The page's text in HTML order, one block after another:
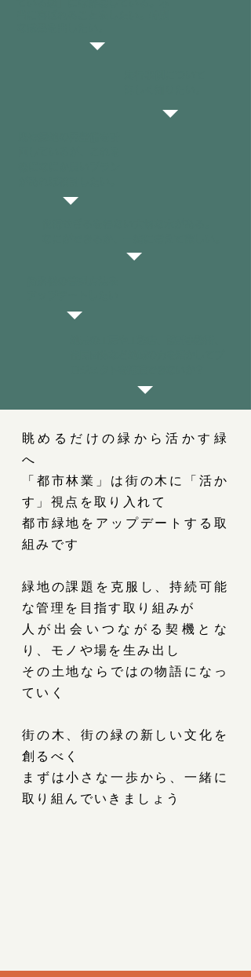
眺めるだけの緑から活かす緑
へ
「都市林業」は街の木に「活か
す」視点を取り入れて
都市緑地をアップデートする取
組みです
緑地の課題を克服し、持続可能
な管理を目指す取り組みが
人が出会いつながる契機とな
り、モノや場を生み出し
その土地ならではの物語になっ
ていく
街の木、街の緑の新しい文化を
創るべく
まずは小さな一歩から、一緒に
取り組んでいきましょう